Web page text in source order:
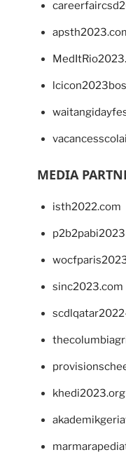
MEDIA
isth2022.com
sinc2023.com
khedi2023.org